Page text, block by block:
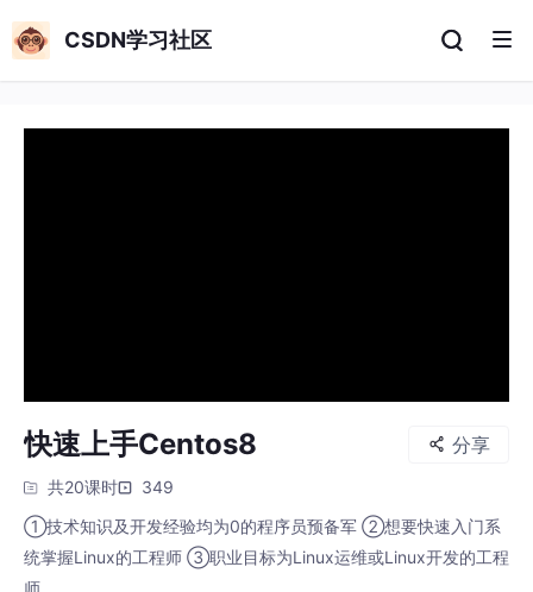
CSDN学习社区
快速上手Centos8 分享
共20课时
349
①技术知识及开发经验均为0的程序员预备军 ②想要快速入门系
统掌握Linux的工程师 ③职业目标为Linux运维或Linux开发的工程
师